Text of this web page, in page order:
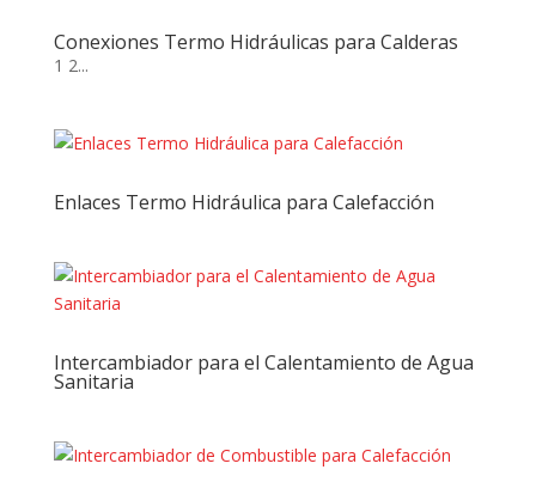
Conexiones Termo Hidráulicas para Calderas
1 2...
Enlaces Termo Hidráulica para Calefacción
Intercambiador para el Calentamiento de Agua
Sanitaria